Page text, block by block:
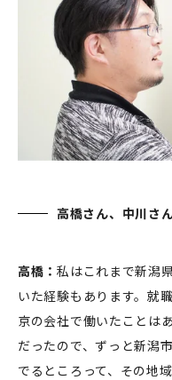
高橋さん、中川さ
高橋：私はこれまで新潟
いた経験もあります。就
京の会社で働いたことは
だったので、ずっと新潟
でるところって、その地